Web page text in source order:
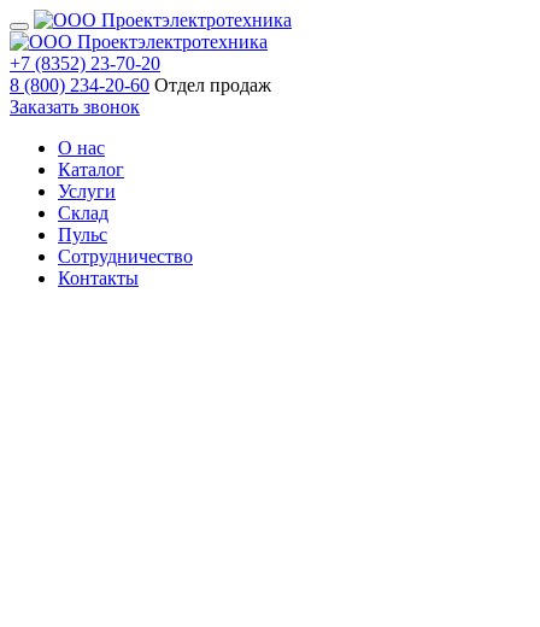
+7 (8352) 23-70-20
8 (800) 234-20-60 Отдел продаж
Заказать звонок
О нас
Каталог
Услуги
Склад
Пульс
Сотрудничество
Контакты